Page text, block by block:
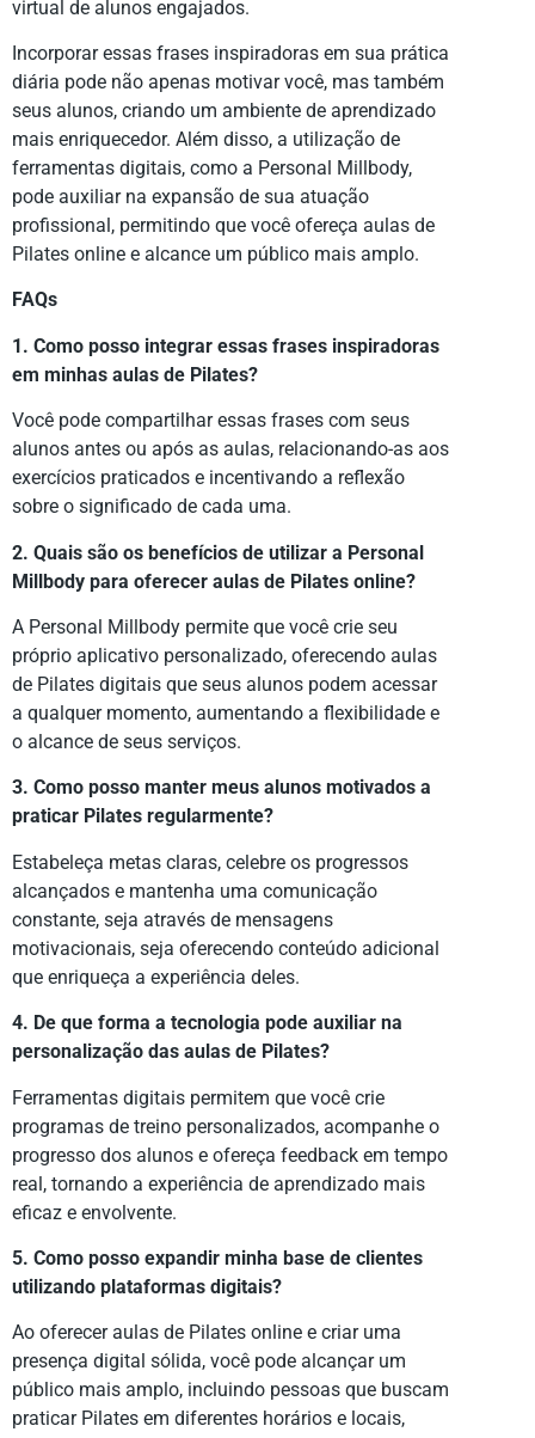
virtual de alunos engajados.
Incorporar essas frases inspiradoras em sua prática
diária pode não apenas motivar você, mas também
seus alunos, criando um ambiente de aprendizado
mais enriquecedor. Além disso, a utilização de
ferramentas digitais, como a Personal Millbody,
pode auxiliar na expansão de sua atuação
profissional, permitindo que você ofereça aulas de
Pilates online e alcance um público mais amplo.
FAQs
1. Como posso integrar essas frases inspiradoras
em minhas aulas de Pilates?
Você pode compartilhar essas frases com seus
alunos antes ou após as aulas, relacionando-as aos
exercícios praticados e incentivando a reflexão
sobre o significado de cada uma.
2. Quais são os benefícios de utilizar a Personal
Millbody para oferecer aulas de Pilates online?
A Personal Millbody permite que você crie seu
próprio aplicativo personalizado, oferecendo aulas
de Pilates digitais que seus alunos podem acessar
a qualquer momento, aumentando a flexibilidade e
o alcance de seus serviços.
3. Como posso manter meus alunos motivados a
praticar Pilates regularmente?
Estabeleça metas claras, celebre os progressos
alcançados e mantenha uma comunicação
constante, seja através de mensagens
motivacionais, seja oferecendo conteúdo adicional
que enriqueça a experiência deles.
4. De que forma a tecnologia pode auxiliar na
personalização das aulas de Pilates?
Ferramentas digitais permitem que você crie
programas de treino personalizados, acompanhe o
progresso dos alunos e ofereça feedback em tempo
real, tornando a experiência de aprendizado mais
eficaz e envolvente.
5. Como posso expandir minha base de clientes
utilizando plataformas digitais?
Ao oferecer aulas de Pilates online e criar uma
presença digital sólida, você pode alcançar um
público mais amplo, incluindo pessoas que buscam
praticar Pilates em diferentes horários e locais,